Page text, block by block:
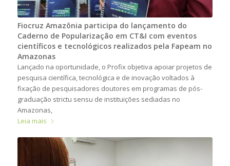
Fiocruz Amazônia participa do lançamento do
Caderno de Popularização em CT&I com eventos
científicos e tecnológicos realizados pela Fapeam no
Amazonas
Lançado na oportunidade, o Profix objetiva apoiar projetos de
pesquisa científica, tecnológica e de inovação voltados à
fixação de pesquisadores doutores em programas de pós-
graduação strictu sensu de instituições sediadas no
Amazonas,
Leia mais